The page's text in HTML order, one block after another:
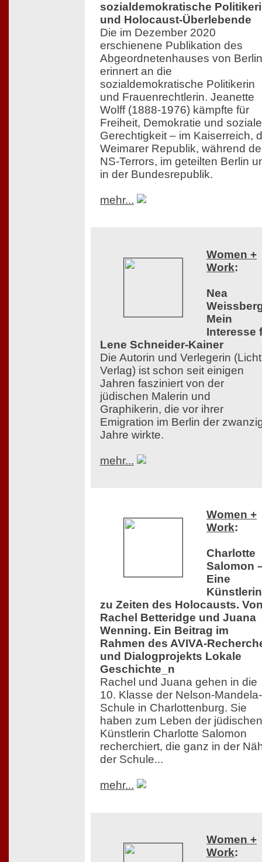
sozialdemokratische
und Holocaust-Überlebende
Die im Dezember 2020
erschienene Publikation des
Abgeordnetenhauses von Berlin
erinnert an die
sozialdemokratische Politikerin
und Frauenrechtlerin. Jeanette
Wolff (1888-1976) kämpfte für
Freiheit, Demokratie und soziale
Gerechtigkeit – im Kaiserreich,
Weimarer Republik, während
NS-Terrors, im geteilten Berlin
in der Bundesrepublik.
mehr...
Women +
Work:
Nea
Mein
Interesse
Lene Schneider-Kainer
Die Autorin und Verlegerin
Verlag) ist schon seit einigen
Jahren fasziniert von der
jüdischen Malerin und
Graphikerin, die vor ihrer
Emigration im Berlin der
Jahre wirkte.
mehr...
Women +
Work:
Charlotte
Salomon
Eine
Künstlerin
zu Zeiten des Holocausts.
Rachel Betteridge und Juana
Wenning. Ein Beitrag im
Rahmen des AVIVA-
und Dialogprojekts Lokale
Geschichte_n
Rachel und Juana gehen in die
10. Klasse der Nelson-Mandela-
Schule in Charlottenburg. Sie
haben zum Leben der jüdischen
Künstlerin Charlotte Salomon
recherchiert, die ganz in der
der Schule...
mehr...
Women +
Work: